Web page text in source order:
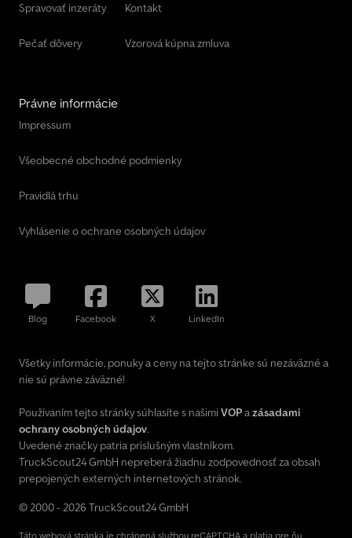
Spravovať inzeráty
Pečať dôvery
Kontakt
Vzorová kúpna zmluva
Právne informácie
Impressum
Všeobecné obchodné podmienky
Pravidlá trhu
Vyhlásenie o ochrane osobných údajov
Blog Facebook X LinkedIn
Všetky informácie, ponuky a ceny na tejto stránke sú nezáväzné a
nie sú právne záväzné!
Používaním tejto stránky súhlasíte s našimi VOPazásadami
ochrany osobných údajov.
Uvedené značky patria príslušným vlastníkom.
TruckScout24 GmbH nepreberá žiadnu zodpovednosť za obsah
prepojených externých internetových stránok.
© 2000 - 2026 TruckScout24 GmbH
Táto webová stránka je chránená službou reCAPTCHA a platia pre ňu